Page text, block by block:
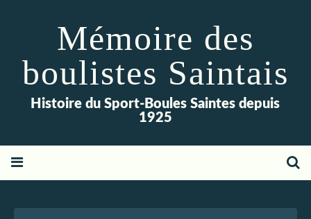
Mémoire des
boulistes Saintais
Histoire du Sport-Boules Saintes depuis
1925